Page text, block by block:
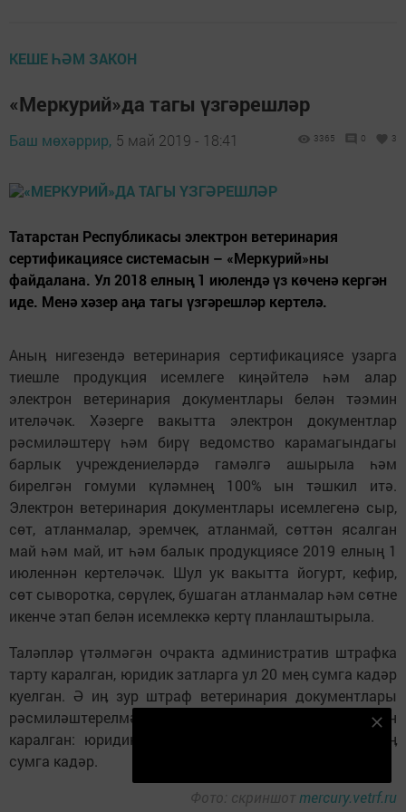
КЕШЕ ҺӘМ ЗАКОН
«Меркурий»да тагы үзгәрешләр
Баш мөхәррир, 5 май 2019 - 18:41 3365 0 3
Татарстан Республикасы электрон ветеринария
сертификациясе системасын – «Меркурий»ны
файдалана. Ул 2018 елның 1 июлендә үз көченә кергән
иде. Менә хәзер аӊа тагы үзгәрешләр кертелә.
Аныӊ нигезендә ветеринария сертификациясе узарга
тиешле продукция исемлеге киңәйтелә һәм алар
электрон ветеринария документлары белән тәэмин
ителәчәк. Хәзерге вакытта электрон документлар
рәсмиләштерү һәм бирү ведомство карамагындагы
барлык учреждениеләрдә гамәлгә ашырыла һәм
бирелгән гомуми күләмнең 100% ын тәшкил итә.
Электрон ветеринария документлары исемлегенә сыр,
сөт, атланмалар, эремчек, атланмай, сөттән ясалган
май һәм май, ит һәм балык продукциясе 2019 елның 1
июленнән кертеләчәк. Шул ук вакытта йогурт, кефир,
сөт сыворотка, сөрүлек, бушаган атланмалар һәм сөтне
икенче этап белән исемлеккә кертү планлаштырыла.
Таләпләр үтәлмәгән очракта административ штрафка
тарту каралган, юридик затларга ул 20 меӊ сумга кадәр
куелган. Ә иӊ зур штраф ветеринария документлары
рәсмиләштерелмәгән хайваннарны сату-алу өчен
каралган: юридик затларга ул 300 меӊнән 500 меӊ
сумга кадәр.
Фото: скриншотmercury.vetrf.ru